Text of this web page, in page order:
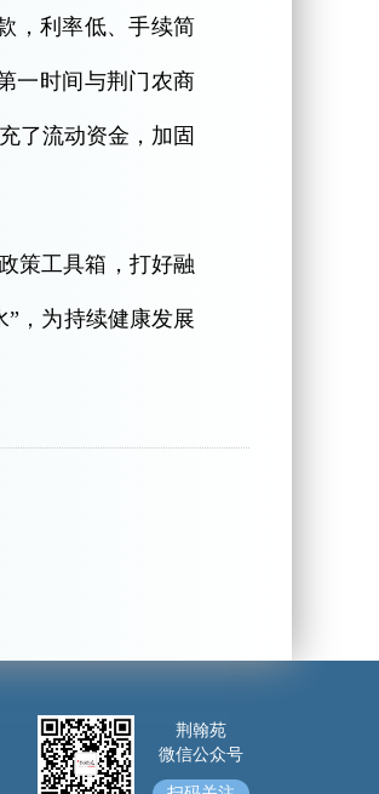
，利率低、手续简
一时间与荆门农商
了流动资金，加固
策工具箱，打好融
”，为持续健康发展
荆翰苑
微信公众号